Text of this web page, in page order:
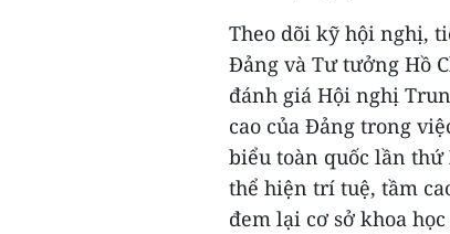
Theo dõi kỹ hội nghị,
Đảng và Tư tưởng Hồ
đánh giá Hội nghị
cao của Đảng trong
biểu toàn quốc lần
thể hiện trí tuệ, tầm
đem lại cơ sở khoa